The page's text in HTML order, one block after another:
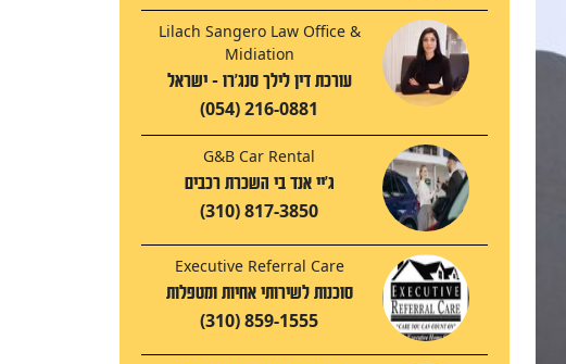
Lilach Sangero Law Office &
Midiation
עורכת דין לילך סנג'רו - ישראל
(054) 216-0881
G&B Car Rental
ג'יי אנד בי השכרת רכבים
(310) 817-3850
Executive Referral Care
סוכנות לשירותי אחיות ומטפלות
(310) 859-1555